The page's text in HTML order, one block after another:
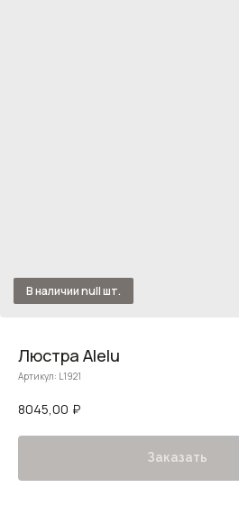
Люстра Alelu
Артикул: L1921
8045,00 ₽
Заказать